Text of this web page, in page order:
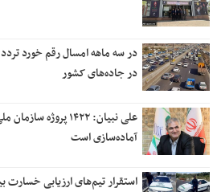
در جاده‌های کشور
علی نبیان: ۱۴۲۲
آماده‌سازی است
استقرار تیم‌های ارزیابی خسارت